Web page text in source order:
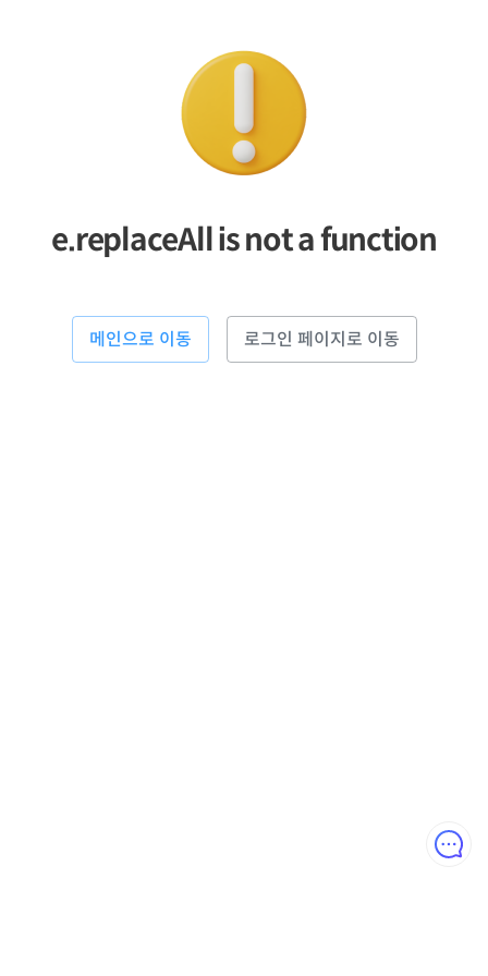
e.replaceAll is not a function
메인으로 이동 로그인 페이지로 이동